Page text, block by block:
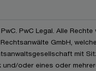
PwC Legal. Alle
GmbH,
mit
und/oder eines oder